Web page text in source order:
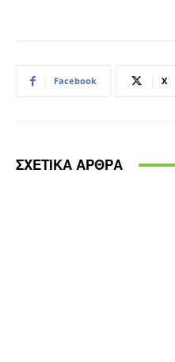
Facebook X
ΣΧΕΤΙΚΑ ΑΡΘΡΑ